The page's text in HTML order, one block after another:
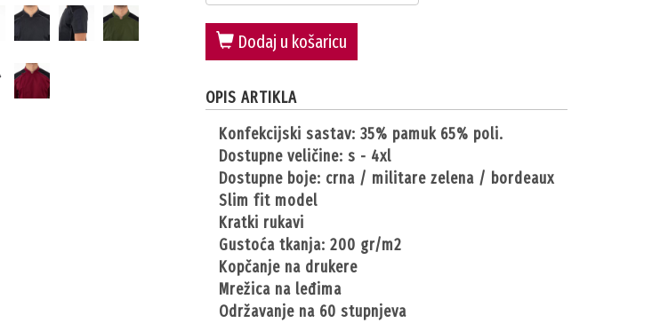
Dodaj u košaricu
OPIS ARTIKLA
konfekcijski sastav: 35% pamuk 65% poli.
dostupne veličine: s - 4xl
dostupne boje: crna / militare zelena / bordeaux
slim fit model
kratki rukavi
gustoća tkanja: 200 gr/m2
kopčanje na drukere
mrežica na leđima
održavanje na 60 stupnjeva